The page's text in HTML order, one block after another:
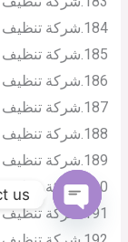
184.شركة تنظيف مكيفات بحي الروابي بالرياض
185.شركة تنظيف مكيفات بحي الربوة بالرياض
186.شركة تنظيف مكيفات بحي جرير بالرياض
187.شركة تنظيف مكيفات بحي الملز بالرياض
188.شركة تنظيف مكيفات بحي الفوطة بالرياض
189.شركة تنظيف مكيفات بحي المرقب بالرياض
190.شركة تنظيف مكيفات بحي الديرة بالرياض
191.شركة تنظيف مكيفات بحي الصالحية بالرياض
us
Open
chaty